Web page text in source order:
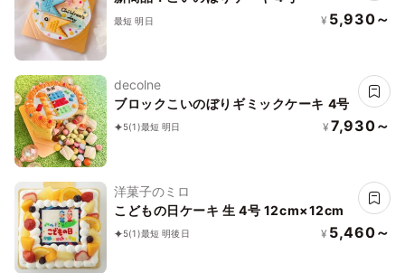
最短 明日 ¥ 5,930～
decolne
ブロックこいのぼりギミックケーキ 4号
5(1)最短 明日 ¥ 7,930～
洋菓子のミロ
こどもの日ケーキ 生 4号 12cm×12cm
5(1)最短 明後日 ¥ 5,460～